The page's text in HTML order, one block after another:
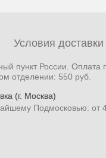
Условия доставки
пункт России. Оплата
отделении: 550 руб.
(г. Москва)
Подмосковью: от